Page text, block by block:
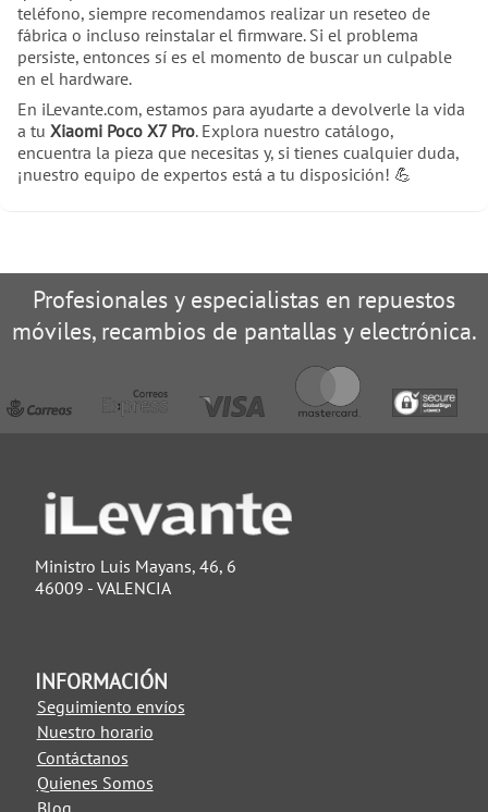
teléfono, siempre recomendamos realizar un reseteo de
fábrica o incluso reinstalar el firmware. Si el problema
persiste, entonces sí es el momento de buscar un culpable
en el hardware.
En iLevante.com, estamos para ayudarte a devolverle la vida
a tu Xiaomi Poco X7 Pro. Explora nuestro catálogo,
encuentra la pieza que necesitas y, si tienes cualquier duda,
¡nuestro equipo de expertos está a tu disposición! 💪
Profesionales y especialistas en repuestos
móviles, recambios de pantallas y electrónica.
Ministro Luis Mayans, 46, 6
46009 - VALENCIA
INFORMACIÓN
Seguimiento envíos
Nuestro horario
Contáctanos
Quienes Somos
Blog